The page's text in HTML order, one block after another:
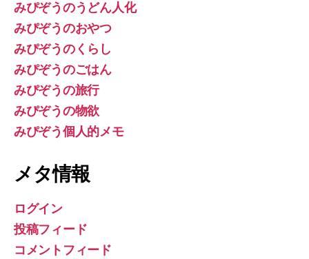
みぴぞうのうどん人化
みぴぞうのおやつ
みぴぞうのくらし
みぴぞうのごはん
みぴぞうの旅行
みぴぞうの物欲
みぴぞう個人的メモ
メタ情報
ログイン
投稿フィード
コメントフィード